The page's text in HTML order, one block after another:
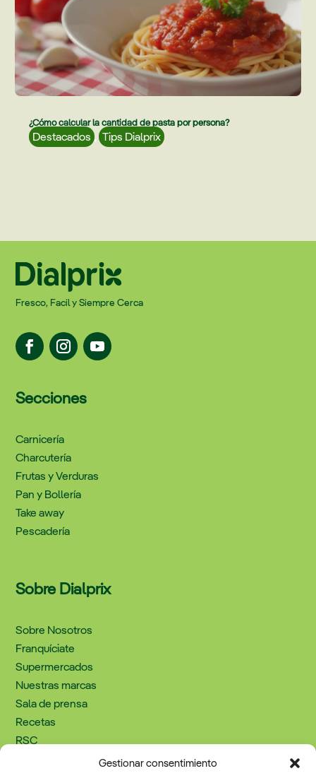
Gestionar consentimiento
¿Cómo calcular la cantidad de pasta por persona?
Destacados , Tips Dialprix
Fresco, Facil y Siempre Cerca
Secciones
Carnicería
Charcutería
Frutas y Verduras
Pan y Bollería
Take away
Pescadería
Sobre Dialprix
Sobre Nosotros
Franquíciate
Supermercados
Nuestras marcas
Sala de prensa
Recetas
RSC
Trabaja con nosotros